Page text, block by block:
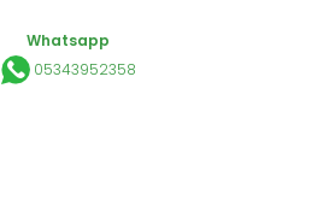
Whatsapp
05343952358